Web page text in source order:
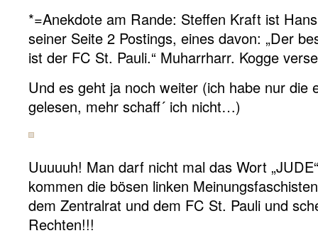
*=Anekdote am Rande: Steffen Kraft ist
seiner Seite 2 Postings, eines davon: „Der
ist der FC St. Pauli.“ Muharrharr. Kogge
Und es geht ja noch weiter (ich habe nur die
gelesen, mehr schaff´ ich nicht…)
Uuuuuh! Man darf nicht mal das Wort
kommen die bösen linken
dem Zentralrat und dem FC St. Pauli und
Rechten!!!